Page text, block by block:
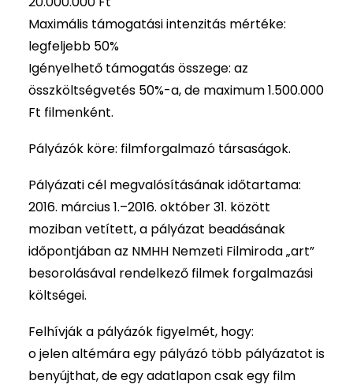
Maximális támogatási intenzitás mértéke:
legfeljebb 50%
Igényelhető támogatás összege: az
összköltségvetés 50%-a, de maximum 1.500.000
Ft filmenként.
Pályázók köre: filmforgalmazó társaságok.
Pályázati cél megvalósításának időtartama:
2016. március 1.–2016. október 31. között
moziban vetített, a pályázat beadásának
időpontjában az NMHH Nemzeti Filmiroda „art”
besorolásával rendelkező filmek forgalmazási
költségei.
Felhívják a pályázók figyelmét, hogy:
o jelen altémára egy pályázó több pályázatot is
benyújthat, de egy adatlapon csak egy film